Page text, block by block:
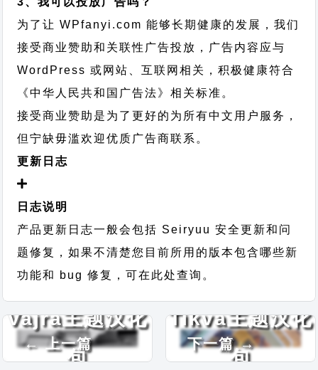
为了让 WPfanyi.com 能够长期健康的发展，我们
接受商业赞助和关联性广告投放，广告内容应与
WordPress 或网站、互联网相关，积极健康符合
《中华人民共和国广告法》相关标准。
接受商业赞助是为了更好的为所有中文用户服务，
但宁缺毋滥欢迎优质广告商联系。
更新日志
日志说明
产品更新日志一般会包括 Seiryuu 安全更新和问
题修复，如果不清楚您目前所用的版本包含哪些新
功能和 bug 修复，可在此处查询。
← 上一篇
Vajra主题汉化
包
下一篇 →
Tikva主题汉化
包